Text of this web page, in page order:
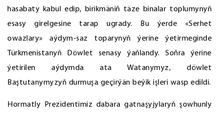
hasabaty kabul edip, birikmäniň täze binalar toplumynyň
esasy girelgesine tarap ugrady. Bu ýerde «Serhet
owazlary» aýdym-saz toparynyň ýerine ýetirmeginde
Türkmenistanyň Döwlet senasy ýaňlandy. Soňra ýerine
ýetirilen aýdymda ata Watanymyz, döwlet
Baştutanymyzyň durmuşa geçirýän beýik işleri wasp edildi.
Hormatly Prezidentimiz dabara gatnaşyjylaryň şowhunly